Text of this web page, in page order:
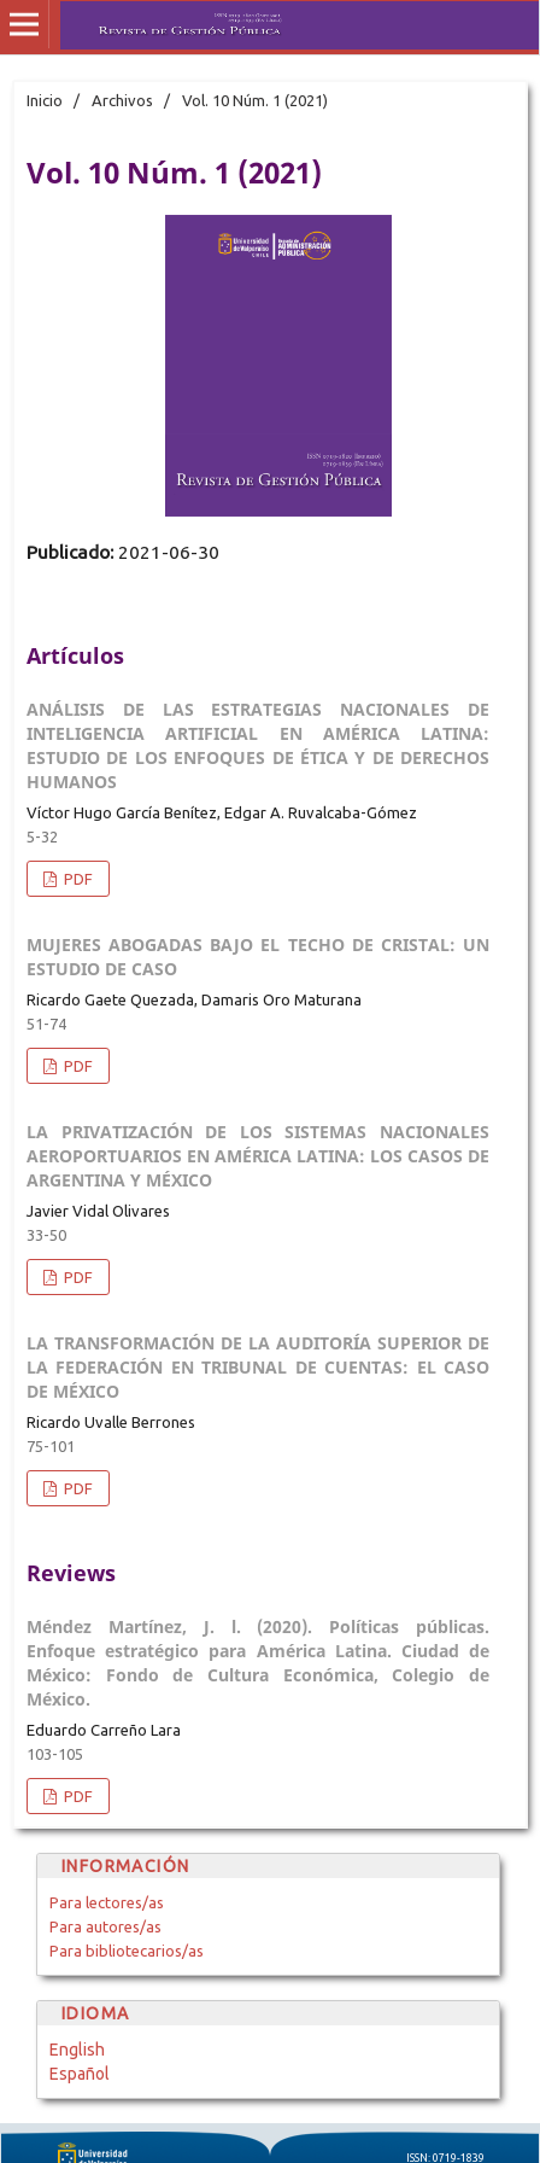
Inicio / Archivos / Vol. 10 Núm. 1 (2021)
Vol. 10 Núm. 1 (2021)
Publicado: 2021-06-30
Artículos
ANÁLISIS DE LAS ESTRATEGIAS NACIONALES DE
INTELIGENCIA ARTIFICIAL EN AMÉRICA LATINA:
ESTUDIO DE LOS ENFOQUES DE ÉTICA Y DE DERECHOS
HUMANOS
Víctor Hugo García Benítez, Edgar A. Ruvalcaba-Gómez
5-32
PDF
MUJERES ABOGADAS BAJO EL TECHO DE CRISTAL: UN
ESTUDIO DE CASO
Ricardo Gaete Quezada, Damaris Oro Maturana
51-74
PDF
LA PRIVATIZACIÓN DE LOS SISTEMAS NACIONALES
AEROPORTUARIOS EN AMÉRICA LATINA: LOS CASOS DE
ARGENTINA Y MÉXICO
Javier Vidal Olivares
33-50
PDF
LA TRANSFORMACIÓN DE LA AUDITORÍA SUPERIOR DE
LA FEDERACIÓN EN TRIBUNAL DE CUENTAS: EL CASO
DE MÉXICO
Ricardo Uvalle Berrones
75-101
PDF
Reviews
Méndez Martínez, J. l. (2020). Políticas públicas.
Enfoque estratégico para América Latina. Ciudad de
México: Fondo de Cultura Económica, Colegio de
México.
Eduardo Carreño Lara
103-105
PDF
INFORMACIÓN
Para lectores/as
Para autores/as
Para bibliotecarios/as
IDIOMA
English
Español
ISSN: 0719-1839